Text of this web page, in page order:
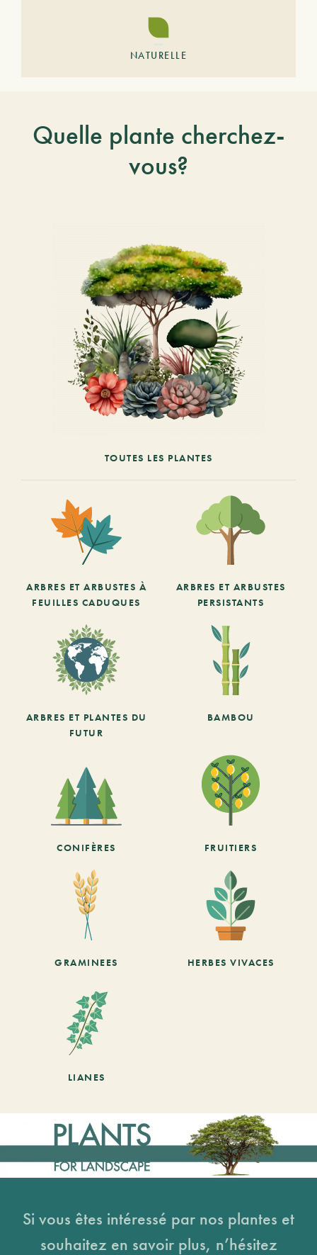
NATURELLE
Quelle plante cherchez-
vous?
TOUTES LES PLANTES
ARBRES ET ARBUSTES À
FEUILLES CADUQUES
ARBRES ET ARBUSTES
PERSISTANTS
ARBRES ET PLANTES DU
FUTUR
BAMBOU
CONIFÈRES FRUITIERS
GRAMINEES HERBES VIVACES
LIANES
Si vous êtes intéressé par nos plantes et
souhaitez en savoir plus, n’hésitez